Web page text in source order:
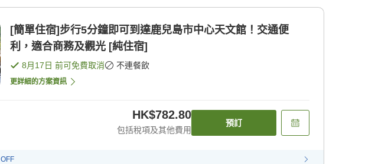
[簡單住宿]步行5分鐘即可到達鹿兒島市中心天文館！交通便
利，適合商務及觀光 [純住宿]
8月17日 前可免費取消 不連餐飲
更詳細的方案資訊
HK$782.80
包括稅項及其他費用
預訂
OFF